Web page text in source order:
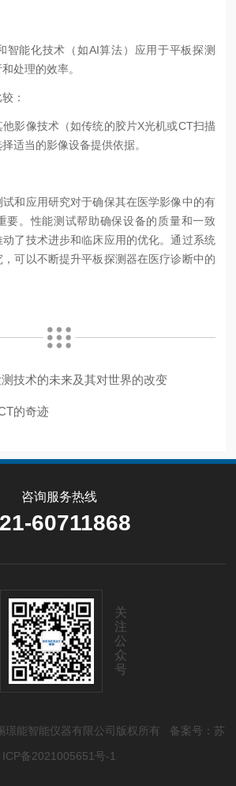
智能化技术（如AI算法）应用于平板探测
处理的效率。
较：
他影像技术（如传统的胶片X光机或CT扫描
适当的影像设备提供依据。
和应用研究对于确保其在医学影像中的有
要。性能测试帮助确保设备的质量和一致
了技术进步和临床应用的优化。通过系统
可以不断提升平板探测器在医疗诊断中的
技术的未来及其对世界的改变
的奇迹
咨询服务热线
60711868
关
注
公
众
号
璟能智能仪器有限公司版权所有 备案号：苏
ICP备2021005651号-1